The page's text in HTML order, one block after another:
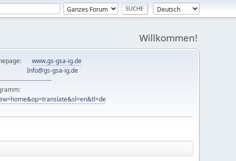
Willkommen!
www.gs-gsa-ig.de
Info@gs-gsa-ig.de